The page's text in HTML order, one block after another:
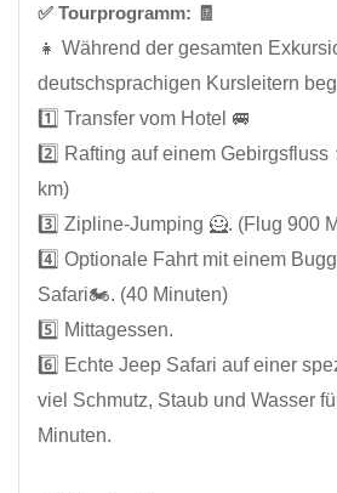
✅️ Tourprogramm: 🧾
👧 Während der gesamten
deutschsprachigen Kursleitern
1️⃣ Transfer vom Hotel 🚐
2️⃣ Rafting auf einem
km)
3️⃣ Zipline-Jumping 🦸. (Flug 900
4️⃣ Optionale Fahrt mit einem
Safari🏍️. (40 Minuten)
5️⃣ Mittagessen.
6️⃣ Echte Jeep Safari auf einer
viel Schmutz, Staub und Wasser
Minuten.